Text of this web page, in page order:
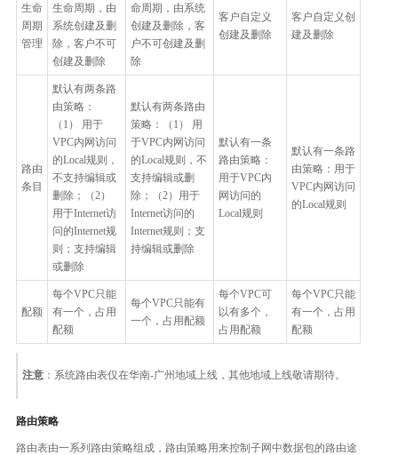
生命
周期
管理
生命周期，由
系统创建及删
除，客户不可
创建及删除
命周期，由系统
创建及删除，客
户不可创建及删
除
客户自定义
创建及删除
客户自定义创
建及删除
路由
条目
默认有两条路
由策略：
（1） 用于
VPC内网访问
的Local规则，
不支持编辑或
删除；（2）
用于Internet访
问的Internet规
则；支持编辑
或删除
默认有两条路由
策略：（1） 用
于VPC内网访问
的Local规则，不
支持编辑或删
除；（2）用于
Internet访问的
Internet规则；支
持编辑或删除
默认有一条
路由策略：
用于VPC内
网访问的
Local规则
默认有一条路
由策略：用于
VPC内网访问
的Local规则
配额
每个VPC只能
有一个，占用
配额
每个VPC只能有
一个，占用配额
每个VPC可
以有多个，
占用配额
每个VPC只能
有一个，占用
配额
注意 ：系统路由表仅在华南-广州地域上线，其他地域上线敬请期待。
路由策略
路由表由一系列路由策略组成，路由策略用来控制子网中数据包的路由途